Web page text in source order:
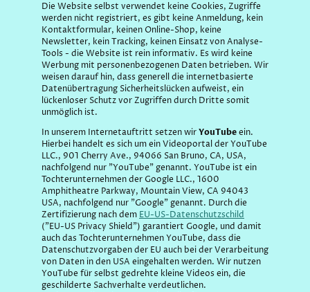
Die Website selbst verwendet keine Cookies, Zugriffe
werden nicht registriert, es gibt keine Anmeldung, kein
Kontaktformular, keinen Online-Shop, keine
Newsletter, kein Tracking, keinen Einsatz von Analyse-
Tools - die Website ist rein informativ. Es wird keine
Werbung mit personenbezogenen Daten betrieben. Wir
weisen darauf hin, dass generell die internetbasierte
Datenübertragung Sicherheitslücken aufweist, ein
lückenloser Schutz vor Zugriffen durch Dritte somit
unmöglich ist.
In unserem Internetauftritt setzen wirYouTubeein.
Hierbei handelt es sich um ein Videoportal der YouTube
LLC., 901 Cherry Ave., 94066 San Bruno, CA, USA,
nachfolgend nur "YouTube" genannt. YouTube ist ein
Tochterunternehmen der Google LLC., 1600
Amphitheatre Parkway, Mountain View, CA 94043
USA, nachfolgend nur "Google" genannt. Durch die
Zertifizierung nach dem EU-US-Datenschutzschild
("EU-US Privacy Shield") garantiert Google, und damit
auch das Tochterunternehmen YouTube, dass die
Datenschutzvorgaben der EU auch bei der Verarbeitung
von Daten in den USA eingehalten werden. Wir nutzen
YouTube für selbst gedrehte kleine Videos ein, die
geschilderte Sachverhalte verdeutlichen.